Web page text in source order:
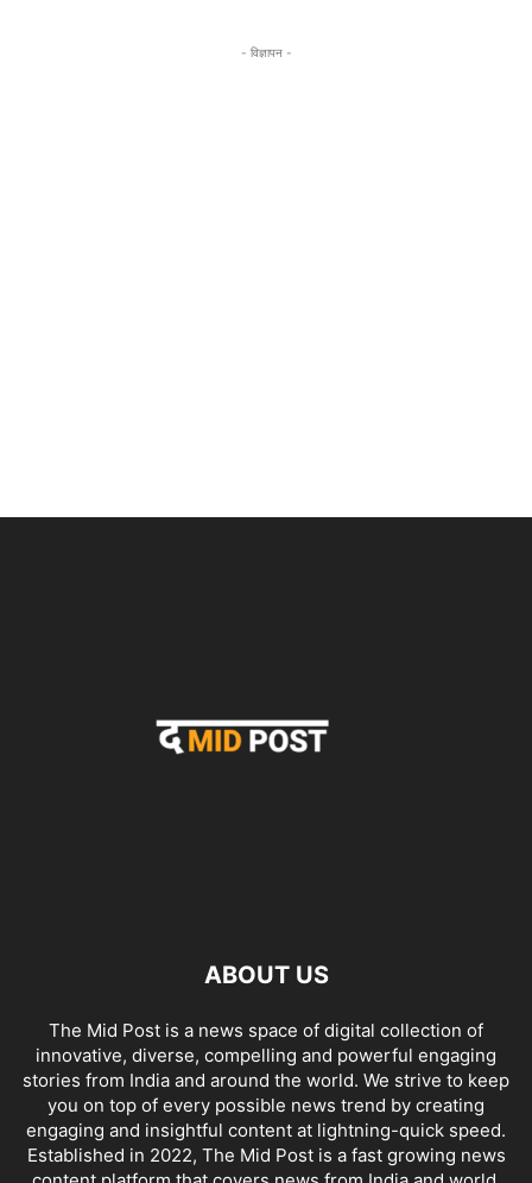
- विज्ञापन -
ABOUT US
The Mid Post is a news space of digital collection of
innovative, diverse, compelling and powerful engaging
stories from India and around the world. We strive to keep
you on top of every possible news trend by creating
engaging and insightful content at lightning-quick speed.
Established in 2022, The Mid Post is a fast growing news